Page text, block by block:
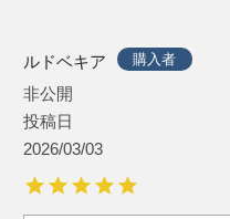
ルドベキア 購入者
非公開
投稿日
2026/03/03